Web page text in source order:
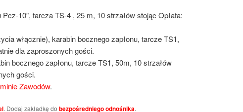
10”, tarcza TS-4 , 25 m, 10 strzałów stojąc Opłata:
włącznie), karabin bocznego zapłonu, tarcze TS1,
dla zaproszonych gości.
bocznego zapłonu, tarcze TS1, 50m, 10 strzałów
gości.
Zawodów.
. Dodaj zakładkę do bezpośredniego odnośnika.